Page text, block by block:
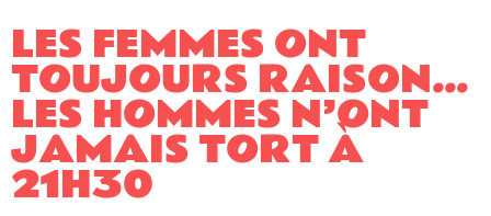
LES FEMMES ONT
TOUJOURS RAISON…
LES HOMMES N’ONT
JAMAIS TORT À
21H30